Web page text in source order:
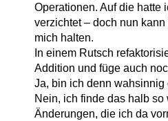
Operationen. Auf die hatte
verzichtet – doch nun
mich halten.
In einem Rutsch
Addition und füge auch
Ja, bin ich denn wahsinnig
Nein, ich finde das halb
Änderungen, die ich da